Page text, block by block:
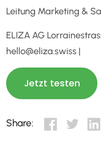
Leitung Marketing &
ELIZA AG
hello@eliza.swiss |
Jetzt testen
Share: